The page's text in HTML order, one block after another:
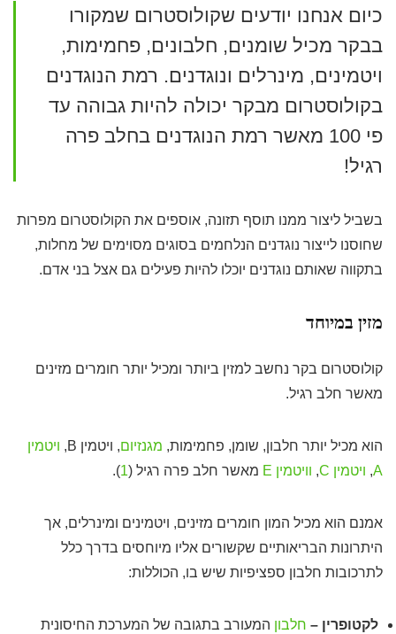
כיום אנחנו יודעים שקולוסטרום שמקורו
בבקר מכיל שומנים, חלבונים, פחמימות,
ויטמינים, מינרלים ונוגדנים. רמת הנוגדנים
בקולוסטרום מבקר יכולה להיות גבוהה עד
פי 100 מאשר רמת הנוגדנים בחלב פרה
רגיל!
בשביל ליצור ממנו תוסף תזונה, אוספים את הקולוסטרום מפרות
שחוסנו לייצור נוגדנים הנלחמים בסוגים מסוימים של מחלות,
בתקווה שאותם נוגדנים יוכלו להיות פעילים גם אצל בני אדם.
מזין במיוחד
קולוסטרום בקר נחשב למזין ביותר ומכיל יותר חומרים מזינים
מאשר חלב רגיל.
הוא מכיל יותר חלבון, שומן, פחמימות, מגנזיום, ויטמין B,
ויטמין
A
, ויטמין C , וויטמין E מאשר חלב פרה רגיל (1
).
אמנם הוא מכיל המון חומרים מזינים, ויטמינים ומינרלים, אך
היתרונות הבריאותיים שקשורים אליו מיוחסים בדרך כלל
לתרכובות חלבון ספציפיות שיש בו, הכוללות:
לקטופרין – חלבון המעורב בתגובה של המערכת החיסונית